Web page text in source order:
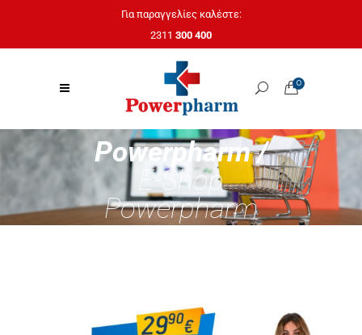
Για παραγγελίες καλέστε:
2311 300 400
0
Powerpharm /
E-Shop
Powerpharm